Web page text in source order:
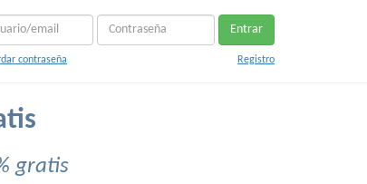
Entrar
contraseña Registro
gratis